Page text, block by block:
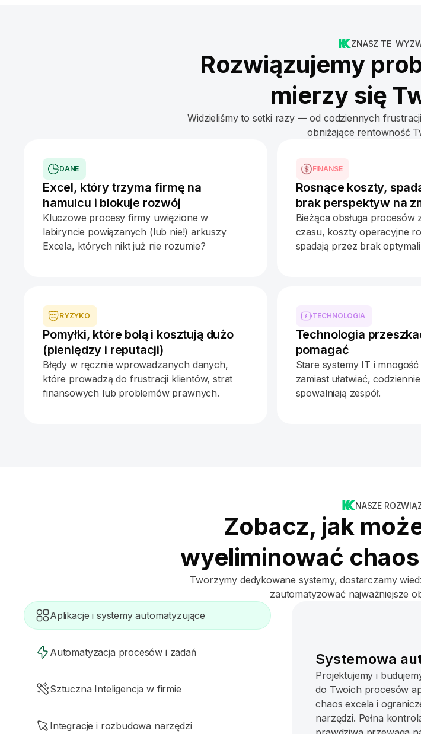
ZNASZ TE
Rozwiązujemy
mierzy się
Widzieliśmy to setki razy — od codziennych
obniżające rentowność
DANE
Excel, który trzyma firmę na
hamulcu i blokuje rozwój
Kluczowe procesy firmy uwięzione w
labiryncie powiązanych (lub nie!) arkuszy
Excela, których nikt już nie rozumie?
FINANSE
Rosnące koszty,
brak perspektyw na
Bieżąca obsługa procesów
czasu, koszty operacyjne
spadają przez brak
RYZYKO
Pomyłki, które bolą i kosztują dużo
(pieniędzy i reputacji)
Błędy w ręcznie wprowadzanych danych,
które prowadzą do frustracji klientów, strat
finansowych lub problemów prawnych.
TECHNOLOGIA
Technologia
pomagać
Stare systemy IT i
zamiast ułatwiać,
spowalniają zespół.
NASZE
Zobacz, jak
wyeliminować
Tworzymy dedykowane systemy, dostarczamy
zautomatyzować najważniejsze
Aplikacje i systemy automatyzujące
Automatyzacja procesów i zadań
Sztuczna Inteligencja w firmie
Integracje i rozbudowa narzędzi
Systemowa
Projektujemy i
do Twoich procesów
chaos excela i
narzędzi. Pełna